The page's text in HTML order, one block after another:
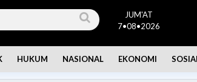
JUM'AT
7•08•2026
HUKUM NASIONAL EKONOMI